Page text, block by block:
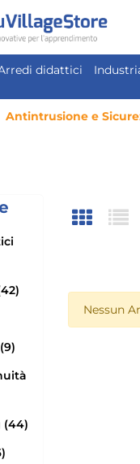
didattici
Antintrusione e
(44)
Nessun